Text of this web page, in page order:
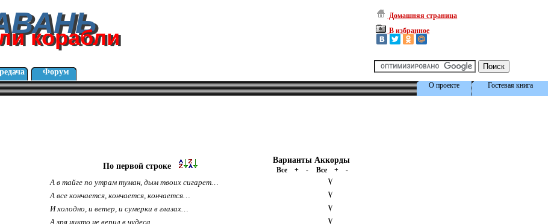
корабли
корабли
Домашняя страница
В избранное
Форум
Гостевая книга
О проекте
По первой строке
Варианты
Все + -
Аккорды
Все + -
А в тайге по утрам туман, дым твоих сигарет…
А все кончается, кончается, кончается…
И холодно, и ветер, и сумерки в глазах…
А зря никто не верил в чудеса...